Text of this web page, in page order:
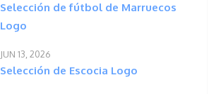
Selección de fútbol de Marruecos
Logo
JUN 13, 2026
Selección de Escocia Logo